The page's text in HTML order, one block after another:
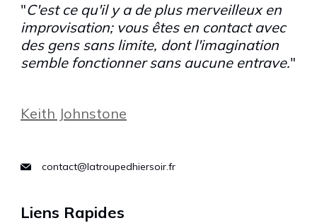
"C'est ce qu'il y a de plus merveilleux en
improvisation; vous êtes en contact avec
des gens sans limite, dont l'imagination
semble fonctionner sans aucune entrave."
Keith Johnstone
contact@latroupedhiersoir.fr
Liens Rapides